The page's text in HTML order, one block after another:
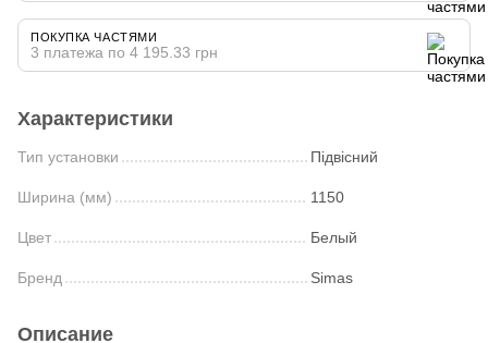
ПОКУПКА ЧАСТЯМИ
3 платежа по 4 195.33 грн
Характеристики
Тип установки Підвісний
Ширина (мм) 1150
Цвет Белый
Бренд Simas
Описание